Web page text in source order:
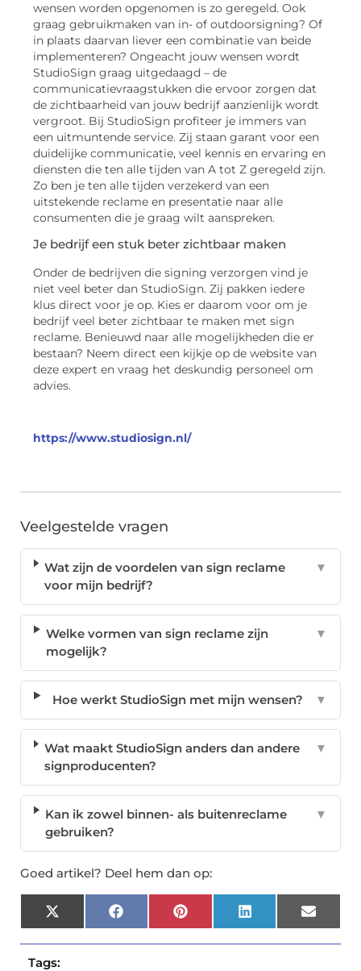
wensen worden opgenomen is zo geregeld. Ook
graag gebruikmaken van in- of outdoorsigning? Of
in plaats daarvan liever een combinatie van beide
implementeren? Ongeacht jouw wensen wordt
StudioSign graag uitgedaagd – de
communicatievraagstukken die ervoor zorgen dat
de zichtbaarheid van jouw bedrijf aanzienlijk wordt
vergroot. Bij StudioSign profiteer je immers van
een uitmuntende service. Zij staan garant voor een
duidelijke communicatie, veel kennis en ervaring en
diensten die ten alle tijden van A tot Z geregeld zijn.
Zo ben je ten alle tijden verzekerd van een
uitstekende reclame en presentatie naar alle
consumenten die je graag wilt aanspreken.
Je bedrijf een stuk beter zichtbaar maken
Onder de bedrijven die signing verzorgen vind je
niet veel beter dan StudioSign. Zij pakken iedere
klus direct voor je op. Kies er daarom voor om je
bedrijf veel beter zichtbaar te maken met sign
reclame. Benieuwd naar alle mogelijkheden die er
bestaan? Neem direct een kijkje op de website van
deze expert en vraag het deskundig personeel om
advies.
https://www.studiosign.nl/
Veelgestelde vragen
Wat zijn de voordelen van sign reclame
voor mijn bedrijf?
▼
Welke vormen van sign reclame zijn
mogelijk?
▼
Hoe werkt StudioSign met mijn wensen? ▼
Wat maakt StudioSign anders dan andere
signproducenten?
▼
Kan ik zowel binnen- als buitenreclame
gebruiken?
▼
Goed artikel? Deel hem dan op:
X
(Twitter)
FacebookPinterest LinkedIn Email
Tags: